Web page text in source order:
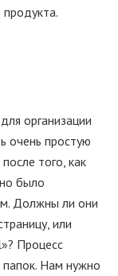
организации
очень простую
того, как
было
Должны ли они
или
Процесс
папок. Нам нужно